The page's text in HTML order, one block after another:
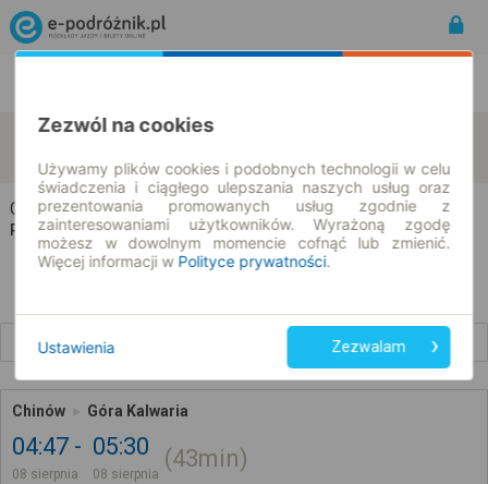
Chinów Góra Kalwaria
08.08.2026 | -- : --
Chinów → Góra Kalwaria
Rozkład jazdy i bilety
Chinów Góra Kalwaria
04:47
08 sierpnia
05:30
08 sierpnia
43min
Zezwól na cookies
Używamy plików cookies i podobnych technologii w celu
świadczenia i ciągłego ulepszania naszych usług oraz
prezentowania promowanych usług zgodnie z
zainteresowaniami użytkowników. Wyrażoną zgodę
możesz w dowolnym momencie cofnąć lub zmienić.
Więcej informacji w Polityce prywatności.
Ustawienia Zezwalam